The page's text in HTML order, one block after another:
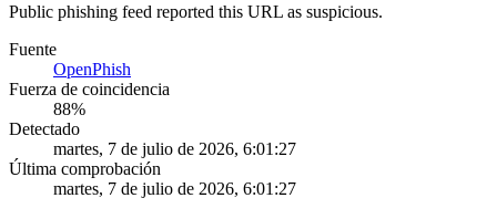
Public phishing feed reported this URL as suspicious.
Fuente
OpenPhish
Fuerza de coincidencia
88%
Detectado
martes, 7 de julio de 2026, 6:01:27
Última comprobación
martes, 7 de julio de 2026, 6:01:27